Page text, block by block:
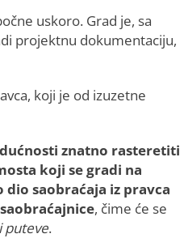
uskoro. Grad je, sa
projektnu dokumentaciju,
koji je od izuzetne
znatno rasteretiti
koji se gradi na
saobraćaja iz pravca
, čime će se
puteve.